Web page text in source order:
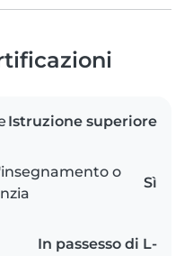
Istruzione superiore
o
Sì
In passesso di L-